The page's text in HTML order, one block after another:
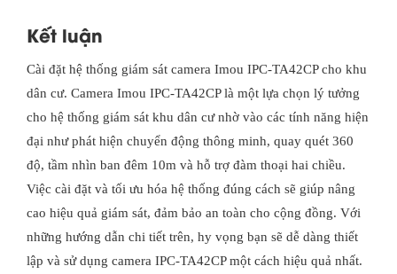
Kết luận
Cài đặt hệ thống giám sát camera Imou IPC-TA42CP cho khu
dân cư. Camera Imou IPC-TA42CP là một lựa chọn lý tưởng
cho hệ thống giám sát khu dân cư nhờ vào các tính năng hiện
đại như phát hiện chuyển động thông minh, quay quét 360
độ, tầm nhìn ban đêm 10m và hỗ trợ đàm thoại hai chiều.
Việc cài đặt và tối ưu hóa hệ thống đúng cách sẽ giúp nâng
cao hiệu quả giám sát, đảm bảo an toàn cho cộng đồng. Với
những hướng dẫn chi tiết trên, hy vọng bạn sẽ dễ dàng thiết
lập và sử dụng camera IPC-TA42CP một cách hiệu quả nhất.